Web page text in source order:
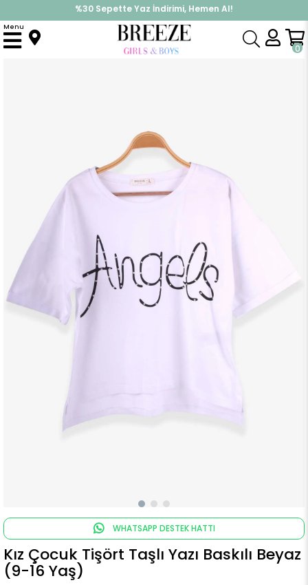
%30 Sepette Yaz İndirimi, Hemen Al!
İndirimlere ek %10 İndirimi Kap, Hemen Üye Ol!
0
Menu
Anasayfa Üst Giyim Tişört
WHATSAPP DESTEK HATTI
Kız Çocuk Tişört Taşlı Yazı Baskılı Beyaz
(9-16 Yaş)